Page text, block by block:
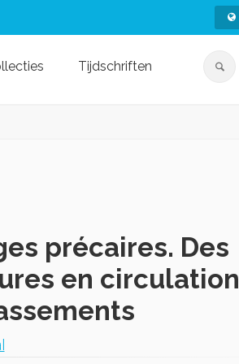
Tijdschriften
précaires. Des
en circulation